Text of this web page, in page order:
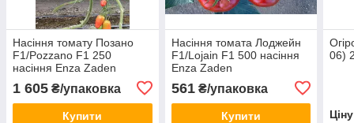
Насіння томату Позано
F1/Pozzano F1 250
насіння Enza Zaden
1 605 ₴/упаковка
Купити
Насіння томата Лоджейн
F1/Lojain F1 500 насіння
Enza Zaden
561₴/упаковка
Купити
06)